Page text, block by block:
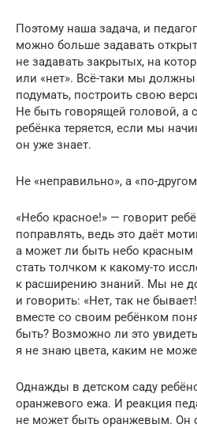
Поэтому наша задача, и
можно больше задавать
не задавать закрытых, на
или «нет». Всё-таки мы должны
подумать, построить свою
Не быть говорящей головой, а
ребёнка теряется, если мы
он уже знает.
Не «неправильно», а «по-
«Небо красное!» — говорит
поправлять, ведь это даёт
а может ли быть небо
стать толчком к какому-то
к расширению знаний. Мы не
и говорить: «Нет, так не
вместе со своим ребёнком
быть? Возможно ли это
я не знаю цвета, каким не
Однажды в детском саду
оранжевого ежа. И реакция
не может быть оранжевым. Он